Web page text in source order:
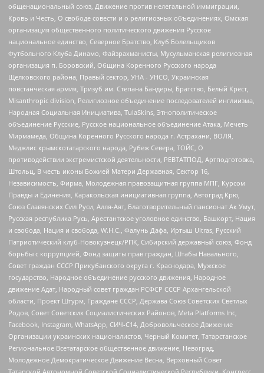
общенациональный союз, Движение против нелегальной иммиграции,
Кровь и Честь, О свободе совести и о религиозных объединениях, Омская
организация общественного политического движения Русское
национальное единство, Северное Братство, Клуб Болельщиков
Футбольного Клуба Динамо, Файзрахманисты, Мусульманская религиозная
организация п. Боровский, Община Коренного Русского народа
Щелковского района, Правый сектор, УНА - УНСО, Украинская
повстанческая армия, Тризуб им. Степана Бандеры, Братство, Белый Крест,
Misanthropic division, Религиозное объединение последователей инглиизма,
Народная Социальная Инициатива, TulaSkins, Этнополитическое
объединение Русские, Русское национальное объединение Атака, Мечеть
Мирмамеда, Община Коренного Русского народа г. Астрахани, ВОЛЯ,
Меджлис крымскотатарского народа, Рубеж Севера, ТОЙС, О
противодействии экстремистской деятельности, РЕВТАТПОД, Артподготовка,
Штольц, В честь иконы Божией Матери Державная, Сектор 16,
Независимость, Фирма, Молодежная правозащитная группа МПГ, Курсом
Правды и Единения, Каракольская инициативная группа, Автоград Крю,
Союз Славянских Сил Руси, Алля-Аят, Благотворительный пансионат Ак Умут,
Русская республика Русь, Арестантское уголовное единство, Башкорт, Нация
и свобода, Нация и свобода, W.H.С., Фалунь Дафа, Иртыш Ultras, Русский
Патриотический клуб-Новокузнецк/РПК, Сибирский державный союз, Фонд
борьбы с коррупцией, Фонд защиты прав граждан, Штабы Навального,
Совет граждан СССР Прикубанского округа г. Краснодара, Мужское
государство, Народное объединение русского движения, Народное
движение Адат, Народный совет граждан РСФСР СССР Архангельской
области, Проект Штурм, Граждане СССР, Держава Союз Советских Светлых
Родов, Совет Советских Социалистических Районов, Meta Platforms Inc,
Facebook, Instagram, WhatsApp, СИЧ-С14, Добровольческое Движение
Организации украинских националистов, Черный Комитет, Татарстанское
Региональное Всетатарское общественное движение, Невоград,
Молодежное Демократическое Движение Весна, Верховный Совет